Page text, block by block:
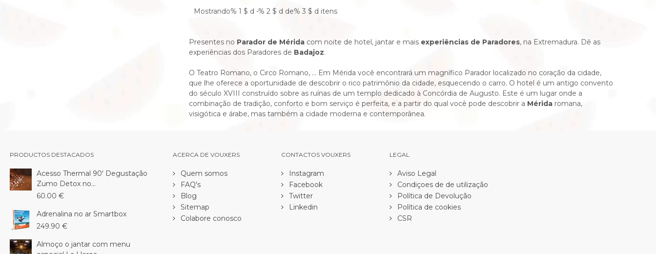
Mostrando% 1 $ d -% 2 $ d de% 3 $ d itens
Presentes no Parador de Mérida com noite de hotel, jantar e mais experiências de Paradores, na Extremadura. Dê as
experiências dos Paradores de Badajoz.
O Teatro Romano, o Circo Romano, ... Em Mérida você encontrará um magnífico Parador localizado no coração da cidade,
que lhe oferece a oportunidade de descobrir o rico patrimônio da cidade, esquecendo o carro. O hotel é um antigo convento
do século XVIII construído sobre as ruínas de um templo dedicado à Concórdia de Augusto. Este é um lugar onde a
combinação de tradição, conforto e bom serviço é perfeita, e a partir do qual você pode descobrir a Mérida romana,
visigótica e árabe, mas também a cidade moderna e contemporânea.
PRODUCTOS DESTACADOS
Acesso Thermal 90' Degustação
Zumo Detox no...
60.00 €
Adrenalina no ar Smartbox
249.90 €
Almoço o jantar com menu
ACERCA DE VOUXERS
Quem somos
FAQ's
Blog
Sitemap
Colabore conosco
CONTACTOS VOUXERS
Instagram
Facebook
Twitter
Linkedin
LEGAL
Aviso Legal
Condiçoes de de utilização
Política de Devolução
Política de cookies
CSR